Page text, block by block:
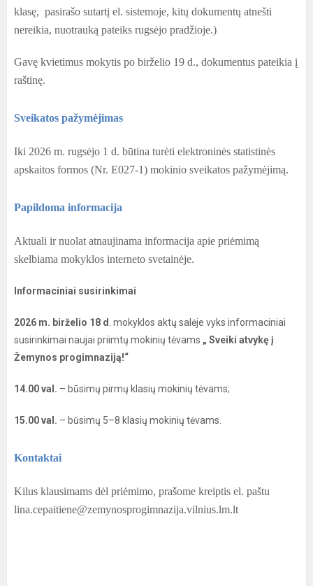
klasę, pasirašo sutartį el. sistemoje, kitų dokumentų atnešti
nereikia, nuotrauką pateiks rugsėjo pradžioje.)
Gavę kvietimus mokytis po birželio 19 d., dokumentus pateikia į
raštinę.
Sveikatos pažymėjimas
Iki 2026 m. rugsėjo 1 d. būtina turėti elektroninės statistinės
apskaitos formos (Nr. E027-1) mokinio sveikatos pažymėjimą.
Papildoma informacija
Aktuali ir nuolat atnaujinama informacija apie priėmimą
skelbiama mokyklos interneto svetainėje.
Informaciniai susirinkimai
2026 m. birželio 18 d . mokyklos aktų salėje vyks informaciniai
susirinkimai naujai priimtų mokinių tėvams „ Sveiki atvykę į
Žemynos progimnaziją!“
14.00 val. – būsimų pirmų klasių mokinių tėvams;
15.00 val. – būsimų 5–8 klasių mokinių tėvams.
Kontaktai
Kilus klausimams dėl priėmimo, prašome kreiptis el. paštu
lina.cepaitiene@zemynosprogimnazija.vilnius.lm.lt